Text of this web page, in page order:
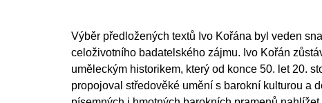
Výběr předložených textů Ivo Kořána byl veden
celoživotního badatelského zájmu. Ivo Kořán
uměleckým historikem, který od konce 50. let 20.
propojoval středověké umění s barokní kulturou a